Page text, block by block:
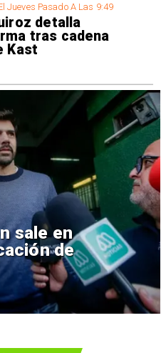
Jueves Pasado A Las 9:49
detalla
tras cadena
Kast
sale en
de